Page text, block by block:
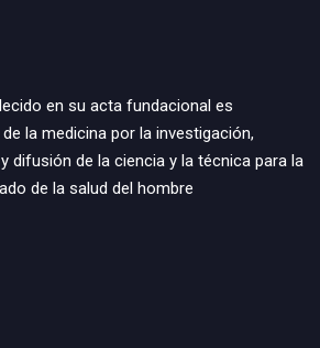
en su acta fundacional es
la medicina por la investigación,
difusión de la ciencia y la técnica para la
de la salud del hombre